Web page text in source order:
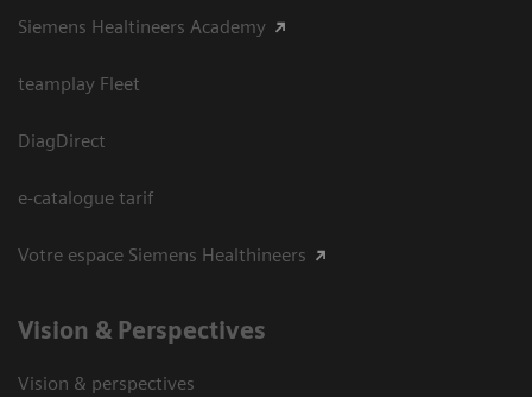
Siemens Healtineers Academy
teamplay Fleet
DiagDirect
e-catalogue tarif
Votre espace Siemens Healthineers
Vision ​& Perspectives
Vision & perspectives